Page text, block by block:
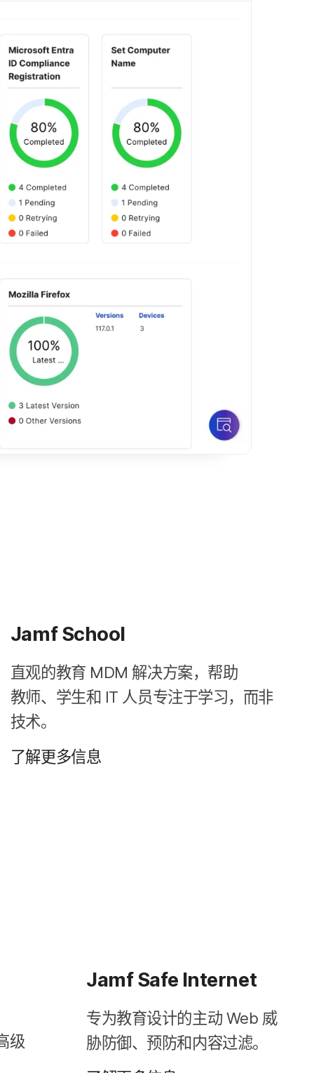
Jamf School
直观​的​教育 MDM 解决​方案，​帮助​
教师、​学生​和 IT 人员​专注于​学习，​而​非​
技术。
了解​更​多​信息
级​
Jamf Safe Internet
专为​教育​设计​的​主动 Web 威​
胁防御、​预防​和​内容​过滤。